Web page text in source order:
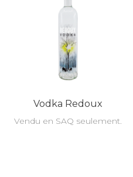
Vodka Redoux
Vendu en SAQ seulement.